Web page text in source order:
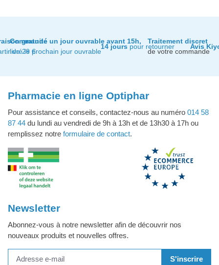
gratuite
de 29 €
Commandé un jour ouvrable avant 15h,
livré le prochain jour ouvrable
14 jourspour retourner
Traitement discret
de votre commande
Avis
Pharmacie en ligne Optiphar
Pour assistance et conseils, contactez-nous au numéro 014 58
87 44 du lundi au vendredi de 9h à 13h et de 13h30 à 17h ou
remplissez notre formulaire de contact.
Newsletter
Abonnez-vous à notre newsletter afin de découvrir nos
nouveaux produits et nouvelles offres.
S'inscrire